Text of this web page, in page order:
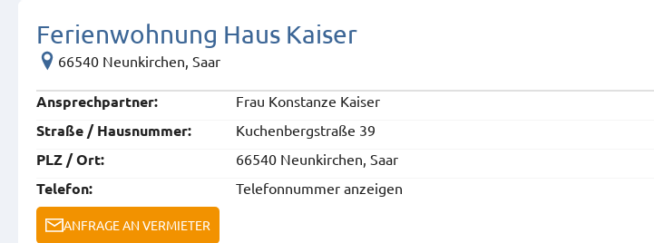
Ferienwohnung Haus Kaiser
66540 Neunkirchen, Saar
Ansprech­partner: Frau Konstanze Kaiser
Straße / Hausnummer: Kuchenbergstraße 39
PLZ / Ort: 66540 Neunkirchen, Saar
Telefon: Telefonnummer anzeigen
ANFRAGE AN VERMIETER